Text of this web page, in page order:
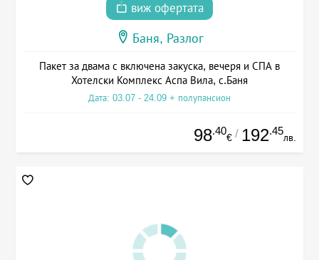
виж офертата
Баня, Разлог
Пакет за двама с включена закуска, вечеря и СПА в
Хотелски Комплекс Аспа Вила, с.Баня
Дата: 03.07 - 24.09 + полупансион
98.40
€ / 192.45
лв.